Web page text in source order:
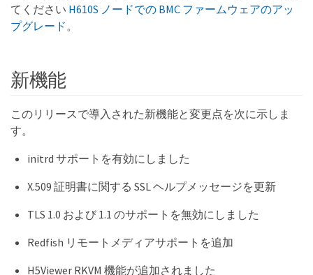
てください H610S ノードでの BMC ファームウェアのアッ
プグレード 。
新機能
このリリースで導入された新機能と変更点を次に示しま
す。
initrd サポートを有効にしました
X.509 証明書に関する SSL ヘルプメッセージを更新
TLS 1.0 および 1.1 のサポートを無効にしました
Redfish リモートメディアサポートを追加
H5Viewer RKVM 機能が追加されました